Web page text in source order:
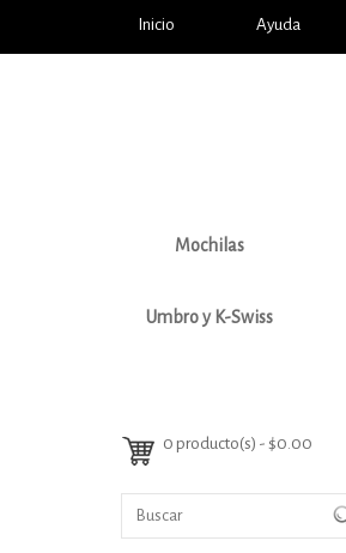
Inicio Ayuda
Mochilas
Umbro y K-Swiss
0 producto(s) - $0.00